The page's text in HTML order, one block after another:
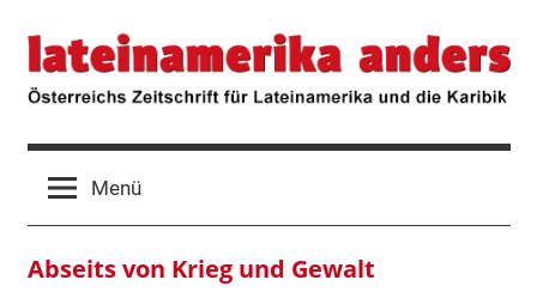
Inhalt
springen
lateinamerika
anders
Österreichs
Zeitschrift
für
und
die
Karibik
Menü
Abseits von Krieg und Gewalt